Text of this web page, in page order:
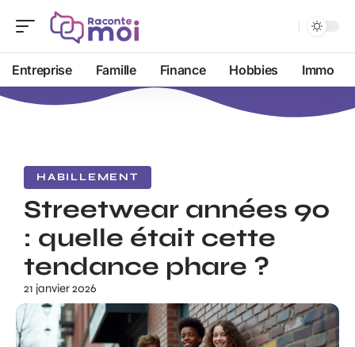
Entreprise Famille Finance Hobbies Immo
HABILLEMENT
Streetwear années 90
: quelle était cette
tendance phare ?
21 janvier 2026